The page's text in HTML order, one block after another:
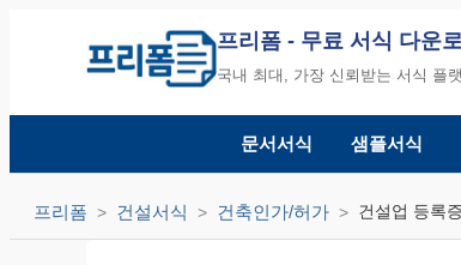
프리폼 - 무료 서식 다운
국내 최대, 가장 신뢰받는 서식 플
문서서식 샘플서식
프리폼 건설서식 건축인가/허가 건설업 등록